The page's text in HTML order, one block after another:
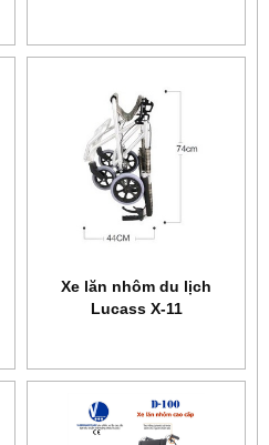
Xe lăn nhôm du lịch
Lucass X-11